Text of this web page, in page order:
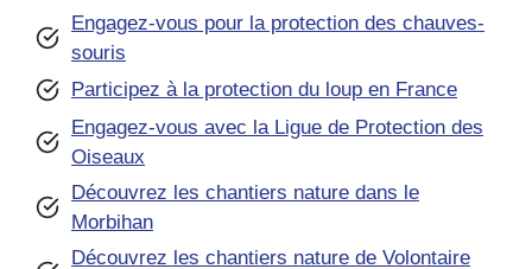
Engagez-vous pour la protection des chauves-
souris
Participez à la protection du loup en France
Engagez-vous avec la Ligue de Protection des
Oiseaux
Découvrez les chantiers nature dans le
Morbihan
Découvrez les chantiers nature de Volontaire